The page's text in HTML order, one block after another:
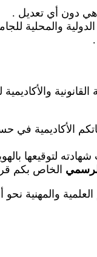
هي دون أي تعديل .
والمحلية
.
الأكاديمية في
لتوقيعها
الرسمي الخاص بكم
والمهنية نحو